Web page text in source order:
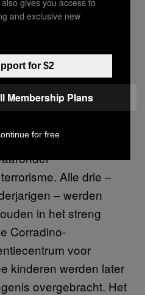
werden de
en met
geleid. Ze
het hoofdkwartier
waar ze
een hele waslijst
Alle drie –
– werden
in het streng
Corradino-
voor
kinderen werden later
overgebracht. Het
and exclusive new
for $2
Membership Plans
for free